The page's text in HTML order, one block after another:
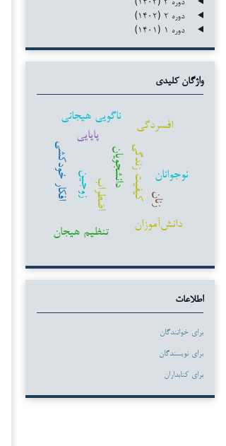
دوره ۲ (۱۴۰۲)
دوره ۱ (۱۴۰۱)
واژگان کلیدی
اضطراب
دانشجویانکیفیت زندگی نوجوانان
افسردگی
دانش‌آموزان
زنان
تنظیم هیجان
ناگویی هیجانی
زوجین افکار خودکشی
پایایی
اطلاعات
برای خوانندگان
برای نویسندگان
برای کتابداران